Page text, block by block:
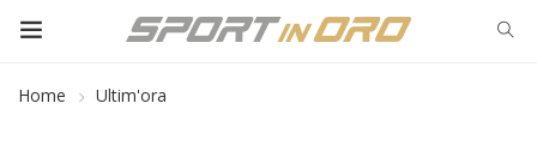
Home Ultim'ora